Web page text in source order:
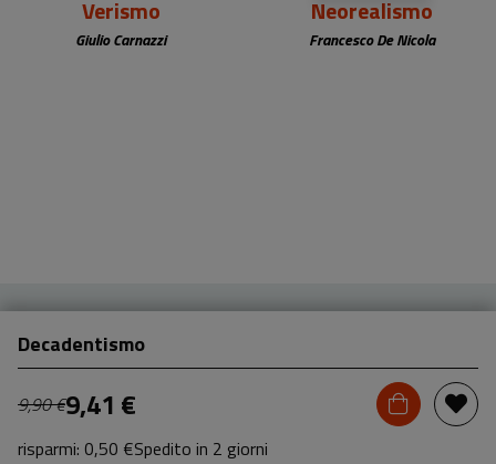
Verismo
Giulio Carnazzi
Neorealismo
Francesco De Nicola
Decadentismo
9,90 €9,41 €
risparmi: 0,50 €Spedito in 2 giorni